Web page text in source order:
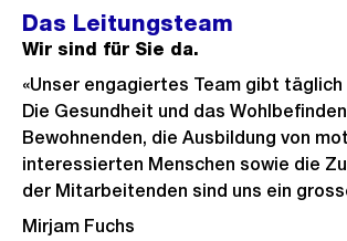
Das Leitungsteam
Wir sind für Sie da.
«Unser engagiertes Team gibt
Die Gesundheit und das
Bewohnenden, die Ausbildung von
interessierten Menschen sowie die
der Mitarbeitenden sind uns ein
Mirjam Fuchs